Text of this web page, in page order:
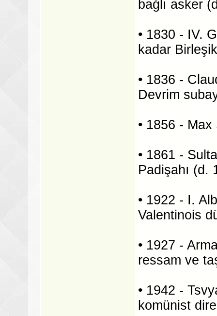
bağlı asker
• 1830 - IV.
kadar
• 1836 -
Devrim
• 1856 -
• 1861 -
Padişahı (d.
• 1922 - I.
Valentinois
• 1927 -
ressam ve
• 1942 -
komünist